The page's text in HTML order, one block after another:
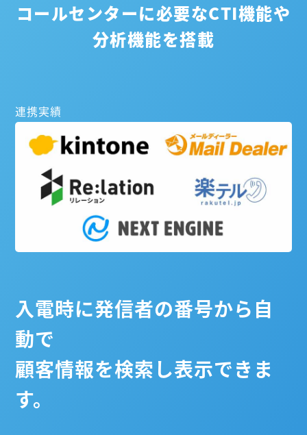
コールセンターに必要なCTI機能や
分析機能を搭載
連携実績
入電時に発信者の番号から自
動で
顧客情報を検索し表示できま
す。